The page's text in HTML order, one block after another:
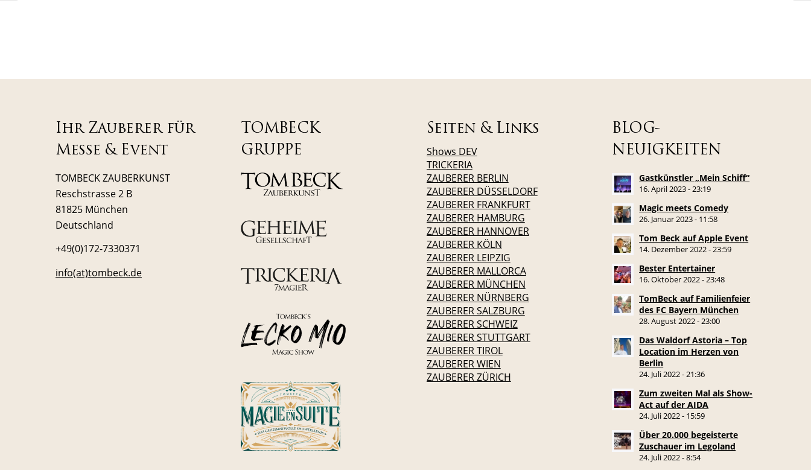
Ihr Zauberer für
Messe & Event
TOMBECK ZAUBERKUNST
Reschstrasse 2 B
81825 München
Deutschland
+49(0)172-7330371
info(at)tombeck.de
TOMBECK
GRUPPE
Seiten & Links
Shows DEV
TRICKERIA
ZAUBERER BERLIN
ZAUBERER DÜSSELDORF
ZAUBERER FRANKFURT
ZAUBERER HAMBURG
ZAUBERER HANNOVER
ZAUBERER KÖLN
ZAUBERER LEIPZIG
ZAUBERER MALLORCA
ZAUBERER MÜNCHEN
ZAUBERER NÜRNBERG
ZAUBERER SALZBURG
ZAUBERER SCHWEIZ
ZAUBERER STUTTGART
ZAUBERER TIROL
ZAUBERER WIEN
ZAUBERER ZÜRICH
BLOG-
NEUIGKEITEN
Gastkünstler „Mein Schiff“
16. April 2023 - 23:19
Magic meets Comedy
26. Januar 2023 - 11:58
Tom Beck auf Apple Event
14. Dezember 2022 - 23:59
Bester Entertainer
16. Oktober 2022 - 23:48
TomBeck auf Familienfeier
des FC Bayern München
28. August 2022 - 23:00
Das Waldorf Astoria – Top
Location im Herzen von
Berlin
24. Juli 2022 - 21:36
Zum zweiten Mal als Show-
Act auf der AIDA
24. Juli 2022 - 15:59
Über 20.000 begeisterte
Zuschauer im Legoland
24. Juli 2022 - 8:54